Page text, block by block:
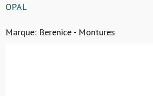
OPAL
Marque: Berenice - Montures